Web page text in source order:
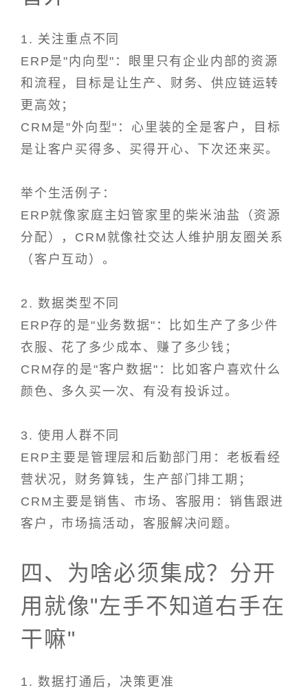
1. 关注重点不同
ERP是"内向型"：眼里只有企业内部的资源
和流程，目标是让生产、财务、供应链运转
更高效；
CRM是"外向型"：心里装的全是客户，目标
是让客户买得多、买得开心、下次还来买。
举个生活例子：
ERP就像家庭主妇管家里的柴米油盐（资源
分配），CRM就像社交达人维护朋友圈关系
（客户互动）。
2. 数据类型不同
ERP存的是"业务数据"：比如生产了多少件
衣服、花了多少成本、赚了多少钱；
CRM存的是"客户数据"：比如客户喜欢什么
颜色、多久买一次、有没有投诉过。
3. 使用人群不同
ERP主要是管理层和后勤部门用：老板看经
营状况，财务算钱，生产部门排工期；
CRM主要是销售、市场、客服用：销售跟进
客户，市场搞活动，客服解决问题。
四、为啥必须集成？分开
用就像"左手不知道右手在
干嘛"
1. 数据打通后，决策更准